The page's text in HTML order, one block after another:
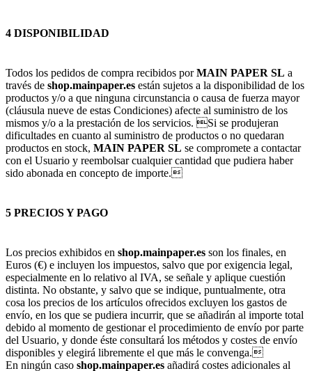
4 DISPONIBILIDAD
Todos los pedidos de compra recibidos porMAIN PAPER SL a
través de shop.mainpaper.es están sujetos a la disponibilidad de los
productos y/o a que ninguna circunstancia o causa de fuerza mayor
(cláusula nueve de estas Condiciones) afecte al suministro de los
mismos y/o a la prestación de los servicios. Si se produjeran
dificultades en cuanto al suministro de productos o no quedaran
productos en stock, MAIN PAPER SL se compromete a contactar
con el Usuario y reembolsar cualquier cantidad que pudiera haber
sido abonada en concepto de importe.
5 PRECIOS Y PAGO
Los precios exhibidos en shop.mainpaper.es son los finales, en
Euros (€) e incluyen los impuestos, salvo que por exigencia legal,
especialmente en lo relativo al IVA, se señale y aplique cuestión
distinta. No obstante, y salvo que se indique, puntualmente, otra
cosa los precios de los artículos ofrecidos excluyen los gastos de
envío, en los que se pudiera incurrir, que se añadirán al importe total
debido al momento de gestionar el procedimiento de envío por parte
del Usuario, y donde éste consultará los métodos y costes de envío
disponibles y elegirá libremente el que más le convenga.
En ningún caso shop.mainpaper.es añadirá costes adicionales al